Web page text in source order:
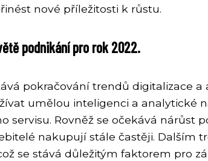
nové příležitosti k růstu.
podnikání pro rok 2022.
pokračování trendů digitalizace
umělou inteligenci a analytické
servisu. Rovněž se očekává nárůst
nakupují stále častěji. Dalším
se stává důležitým faktorem pro